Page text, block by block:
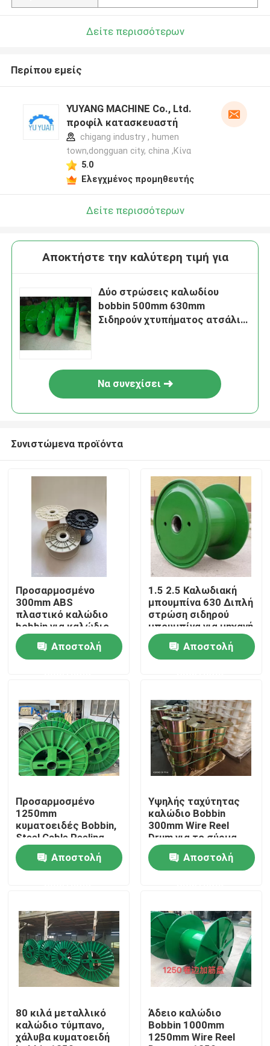
Προϊόντα
Βίντεο
Σχετικά με εμάς
Επισκεψή εργοστασίου
Επικοινωνήστε μαζί μας
Ζητήστε μια προσφορά
Μηχανή εκτόξευσης συρμάτων
Δείτε περισσότερων
Περίπου εμείς
YUYANG MACHINE Co., Ltd.
προφίλ κατασκευαστή
chigang industry , humen
town,dongguan city, china ,Κίνα
5.0
Ελεγχμένος προμηθευτής
Δείτε περισσότερων
Αποκτήστε την καλύτερη τιμή για
Δύο στρώσεις καλωδίου
bobbin 500mm 630mm
Σιδηρούν χτυπήματος ατσάλι
Να συνεχίσει
Συνιστώμενα προϊόντα
Προσαρμοσμένο
300mm ABS
πλαστικό καλώδιο
bobbin για καλώδιο
κατασκευής μηχανή
Αποστολή
1.5 2.5 Καλωδιακή
μπουμπίνα 630 Διπλή
στρώση σιδηρού
μπουμπίνα για μηχανή
ομαδοποίησης
Αποστολή
Προσαρμοσμένο
1250mm
κυματοειδές Bobbin,
Steel Cable Reeling
Drum
Αποστολή
Υψηλής ταχύτητας
καλώδιο Bobbin
300mm Wire Reel
Drum για το σύρμα
μηχανή σχεδίασης
Αποστολή
80 κιλά μεταλλικό
καλώδιο τύμπανο,
χάλυβα κυματοειδή
Άδειο καλώδιο
Bobbin 1000mm
1250mm Wire Reel